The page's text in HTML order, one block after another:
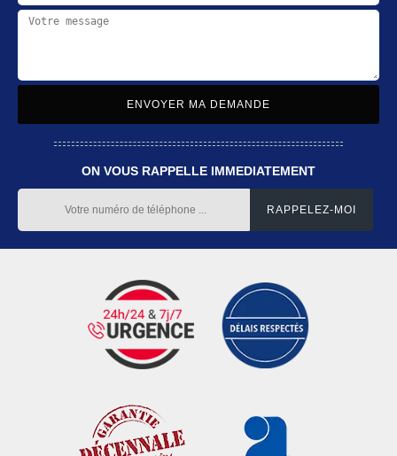
ON VOUS RAPPELLE IMMEDIATEMENT